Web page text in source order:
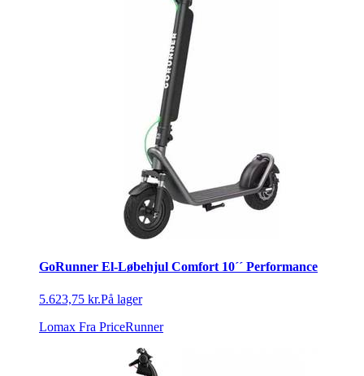
GoRunner El-Løbehjul Comfort 10´´ Performance
5.623,75 kr.På lager
Lomax Fra PriceRunner